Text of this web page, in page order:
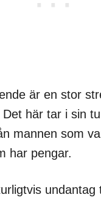
är en stor
här tar i sin
mannen som
har pengar.
undantag